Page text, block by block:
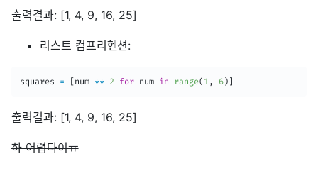
출력결과: [1, 4, 9, 16, 25]
리스트 컴프리헨션:
squares = [num ** 2 for num in range( 1 , 6) ]
출력결과: [1, 4, 9, 16, 25]
하 어렵다이ㅠ